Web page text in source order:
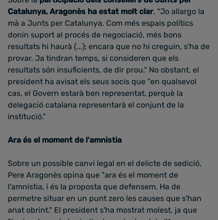
Catalunya, Aragonès ha estat molt clar. "Jo allargo la
mà a Junts per Catalunya. Com més espais polítics
donin suport al procés de negociació, més bons
resultats hi haurà (...); encara que no hi creguin, s'ha de
provar. Ja tindran temps, si consideren que els
resultats són insuficients, de dir prou." No obstant, el
president ha avisat els seus socis que "en qualsevol
cas, el Govern estarà ben representat, perquè la
delegació catalana representarà el conjunt de la
institució."
Ara és el moment de l'amnistia
Sobre un possible canvi legal en el delicte de sedició,
Pere Aragonès opina que "ara és el moment de
l'amnistia, i és la proposta que defensem. Ha de
permetre situar en un punt zero les causes que s'han
anat obrint." El president s'ha mostrat molest, ja que